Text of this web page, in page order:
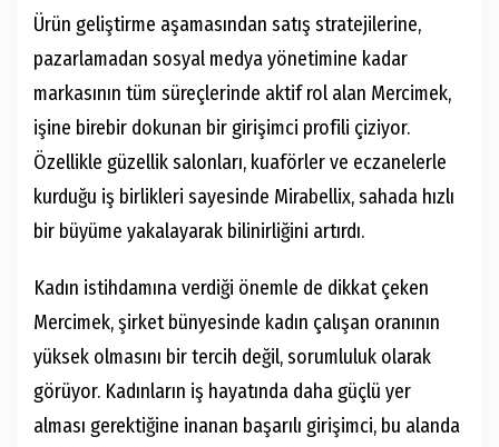
Ürün geliştirme aşamasından satış stratejilerine,
pazarlamadan sosyal medya yönetimine kadar
markasının tüm süreçlerinde aktif rol alan Mercimek,
işine birebir dokunan bir girişimci profili çiziyor.
Özellikle güzellik salonları, kuaförler ve eczanelerle
kurduğu iş birlikleri sayesinde Mirabellix, sahada hızlı
bir büyüme yakalayarak bilinirliğini artırdı.
Kadın istihdamına verdiği önemle de dikkat çeken
Mercimek, şirket bünyesinde kadın çalışan oranının
yüksek olmasını bir tercih değil, sorumluluk olarak
görüyor. Kadınların iş hayatında daha güçlü yer
alması gerektiğine inanan başarılı girişimci, bu alanda